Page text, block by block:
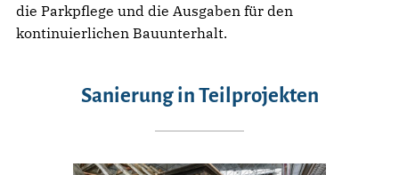
die Parkpflege und die Ausgaben für den
kontinuierlichen Bauunterhalt.
Sanierung in Teilprojekten